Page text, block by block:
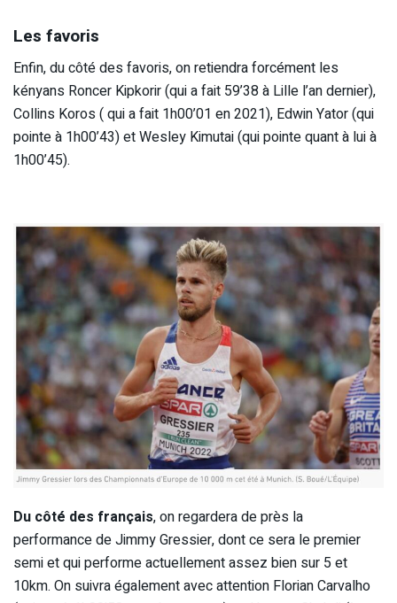
Les favoris
Enfin, du côté des favoris, on retiendra forcément les
kényans Roncer Kipkorir (qui a fait 59’38 à Lille l’an dernier),
Collins Koros ( qui a fait 1h00’01 en 2021), Edwin Yator (qui
pointe à 1h00’43) et Wesley Kimutai (qui pointe quant à lui à
1h00’45).
Du côté des français, on regardera de près la
performance de Jimmy Gressier, dont ce sera le premier
semi et qui performe actuellement assez bien sur 5 et
10km. On suivra également avec attention Florian Carvalho